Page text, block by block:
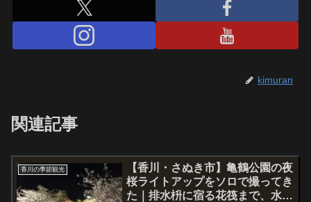
kimuran
関連記事
香川の季節観光
【香川・さぬき市】亀鶴公園の夜
桜ライトアップをソロで撮ってき
た｜排水枡に宿る花筏まで、水が